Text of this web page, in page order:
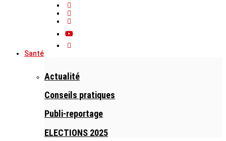
Santé
Actualité
Conseils pratiques
Publi-reportage
ELECTIONS 2025